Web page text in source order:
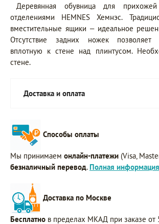
Деревянная обувница для
отделениями HEMNES Хемнэс.
вместительные ящики – идеальное
Отсутствие задних ножек позволяет
вплотную к стене над плинтусом.
стене.
Доставка и оплата
Способы оплаты
Мы принимаем онлайн-платежи (Visa,
безналичный перевод. Полная
Доставка по Москве
Бесплатно в пределах МКАД при заказе от